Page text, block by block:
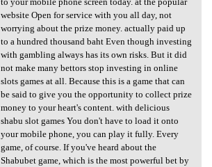
website Open for service with you all day, not
worrying about the prize money. actually paid up
to a hundred thousand baht Even though investing
with gambling always has its own risks. But it did
not make many bettors stop investing in online
slots games at all. Because this is a game that can
be said to give you the opportunity to collect prize
money to your heart's content. with delicious
shabu slot games You don't have to load it onto
your mobile phone, you can play it fully. Every
game, of course. If you've heard about the
Shabubet game, which is the most powerful bet by